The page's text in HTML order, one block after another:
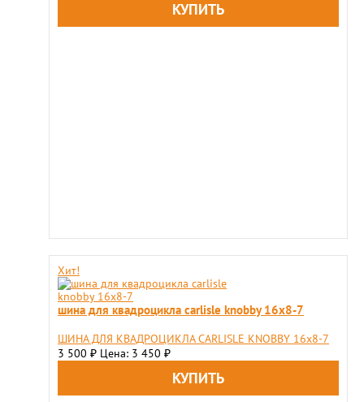
Хит!
шина для квадроцикла carlisle knobby 16x8-7
ШИНА ДЛЯ КВАДРОЦИКЛА CARLISLE KNOBBY 16x8-7
3 500 ₽ Цена: 3 450 ₽